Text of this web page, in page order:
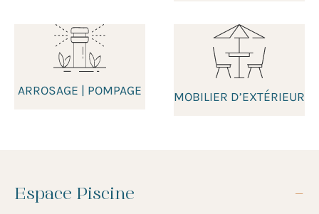
ARROSAGE | POMPAGE MOBILIER D’EXTÉRIEUR
Espace Piscine